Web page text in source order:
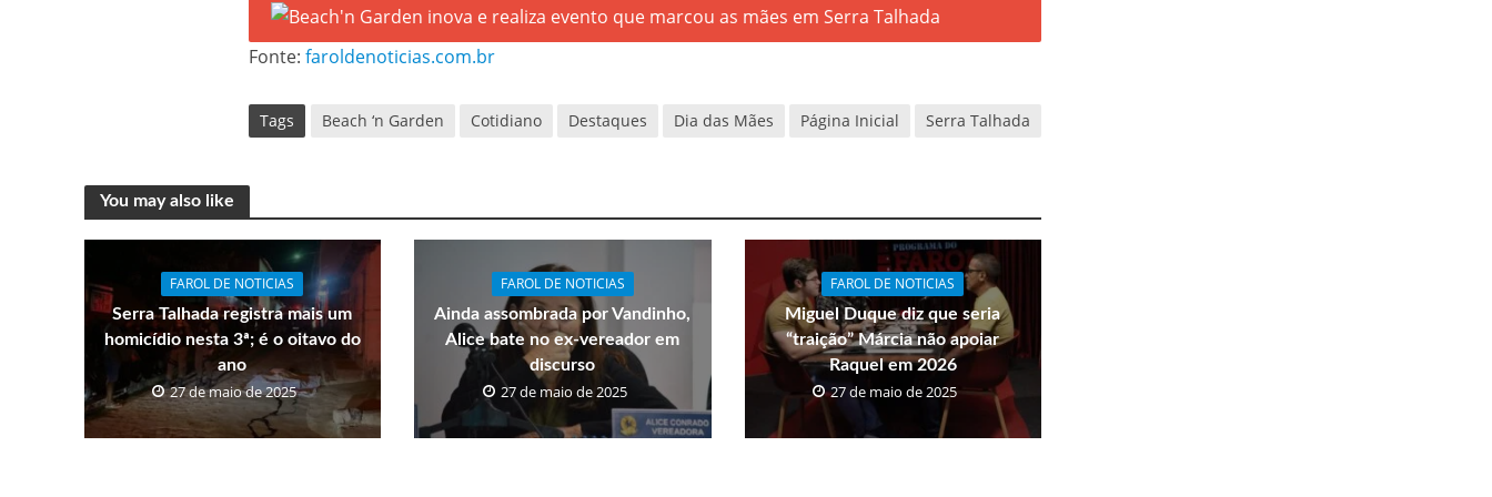
Fonte:faroldenoticias.com.br
Tags Beach ‘n Garden Cotidiano Destaques Dia das Mães Página Inicial Serra Talhada
You may also like
FAROL DE NOTICIAS
Serra Talhada registra mais um
homicídio nesta 3ª; é o oitavo do
ano
27 de maio de 2025
FAROL DE NOTICIAS
Ainda assombrada por Vandinho,
Alice bate no ex-vereador em
discurso
27 de maio de 2025
FAROL DE NOTICIAS
Miguel Duque diz que seria
“traição” Márcia não apoiar
Raquel em 2026
27 de maio de 2025